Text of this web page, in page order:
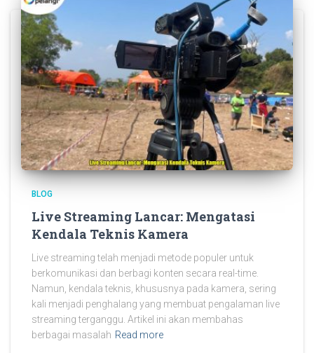
BLOG
Live Streaming Lancar: Mengatasi
Kendala Teknis Kamera
Live streaming telah menjadi metode populer untuk
berkomunikasi dan berbagi konten secara real-time.
Namun, kendala teknis, khususnya pada kamera, sering
kali menjadi penghalang yang membuat pengalaman live
streaming terganggu. Artikel ini akan membahas
berbagai masalah Read more